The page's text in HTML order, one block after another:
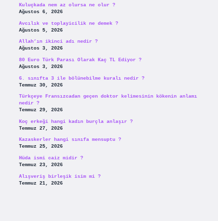
Kuluçkada nem az olursa ne olur ?
Ağustos 6, 2026
Avcılık ve toplayicilik ne demek ?
Ağustos 5, 2026
Allah’ın ikinci adı nedir ?
Ağustos 3, 2026
80 Euro Türk Parası Olarak Kaç TL Ediyor ?
Ağustos 3, 2026
6. sınıfta 3 ile bölünebilme kuralı nedir ?
Temmuz 30, 2026
Türkçeye Fransızcadan geçen doktor kelimesinin kökenin anlamı
nedir ?
Temmuz 29, 2026
Koç erkeği hangi kadın burçla anlaşır ?
Temmuz 27, 2026
Kazaskerler hangi sınıfa mensuptu ?
Temmuz 25, 2026
Hüda ismi caiz midir ?
Temmuz 23, 2026
Alışveriş birleşik isim mi ?
Temmuz 21, 2026